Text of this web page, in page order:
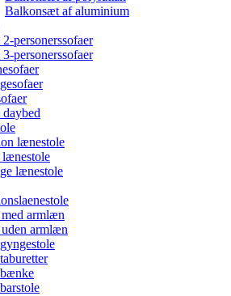
Balkonsæt af aluminium
personerssofaer
personerssofaer
lænestole
lænestole
lænestole
med armlæn
uden armlæn